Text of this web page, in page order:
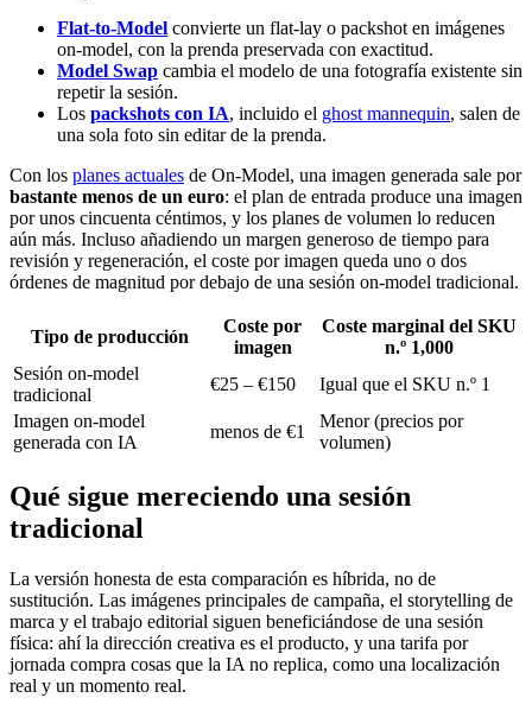
Flat-to-Model convierte un flat-lay o packshot en imágenes
on-model, con la prenda preservada con exactitud.
Model Swap cambia el modelo de una fotografía existente sin
repetir la sesión.
Los packshots con IA, incluido el ghost mannequin, salen de
una sola foto sin editar de la prenda.
Con los planes actuales de On-Model, una imagen generada sale por
bastante menos de un euro: el plan de entrada produce una imagen
por unos cincuenta céntimos, y los planes de volumen lo reducen
aún más. Incluso añadiendo un margen generoso de tiempo para
revisión y regeneración, el coste por imagen queda uno o dos
órdenes de magnitud por debajo de una sesión on-model tradicional.
Tipo de producción
Coste por
imagen
Coste marginal del SKU
n.º 1,000
Sesión on-model
tradicional
€25 – €150
Igual que el SKU n.º 1
Imagen on-model
generada con IA
menos de €1
Menor (precios por
volumen)
Qué sigue mereciendo una sesión
tradicional
La versión honesta de esta comparación es híbrida, no de
sustitución. Las imágenes principales de campaña, el storytelling de
marca y el trabajo editorial siguen beneficiándose de una sesión
física: ahí la dirección creativa es el producto, y una tarifa por
jornada compra cosas que la IA no replica, como una localización
real y un momento real.